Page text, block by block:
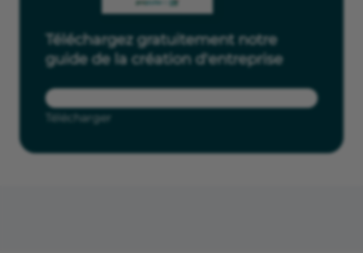
Téléchargez gratuitement notre
guide de la création d'entreprise
Télécharger